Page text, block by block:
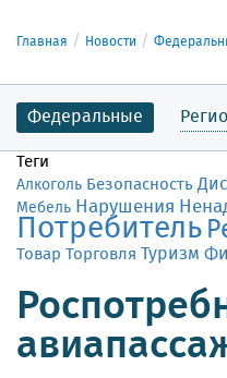
Главная Новости
Федеральные
Теги
Алкоголь Безопасность
Мебель Нарушения
Потребитель
Товар Торговля Туризм